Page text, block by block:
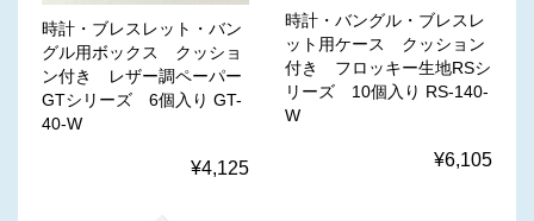
時計・ブレスレット・バン
グル用ボックス クッショ
ン付き レザー調ペーパー
GTシリーズ 6個入り GT-
40-W
¥4,125
時計・バングル・ブレスレ
ット用ケース クッション
付き フロッキー生地RSシ
リーズ 10個入り RS-140-
W
¥6,105